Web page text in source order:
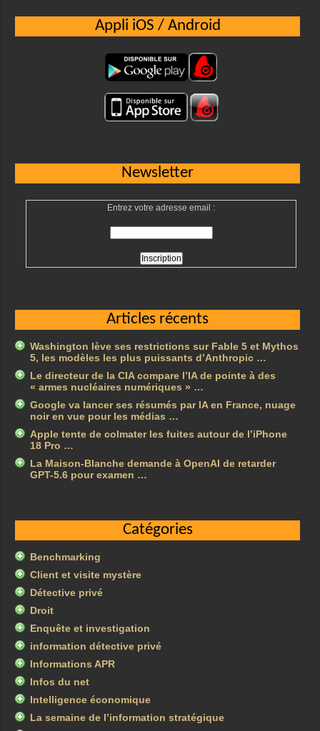
Appli iOS / Android
Newsletter
Entrez votre adresse email :
Articles récents
Washington lève ses restrictions sur Fable 5 et Mythos
5, les modèles les plus puissants d’Anthropic …
Le directeur de la CIA compare l’IA de pointe à des
« armes nucléaires numériques » …
Google va lancer ses résumés par IA en France, nuage
noir en vue pour les médias …
Apple tente de colmater les fuites autour de l’iPhone
18 Pro …
La Maison-Blanche demande à OpenAI de retarder
GPT-5.6 pour examen …
Catégories
Benchmarking
Client et visite mystère
Détective privé
Droit
Enquête et investigation
information détective privé
Informations APR
Infos du net
Intelligence économique
La semaine de l’information stratégique